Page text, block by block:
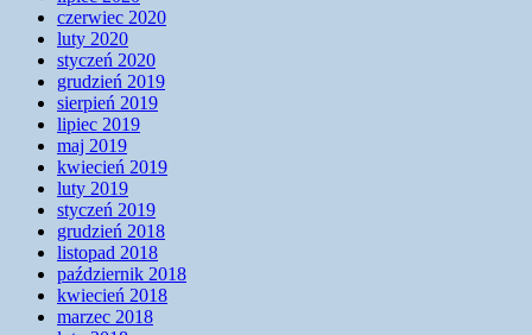
czerwiec 2020
luty 2020
styczeń 2020
grudzień 2019
sierpień 2019
lipiec 2019
maj 2019
kwiecień 2019
luty 2019
styczeń 2019
grudzień 2018
listopad 2018
październik 2018
kwiecień 2018
marzec 2018